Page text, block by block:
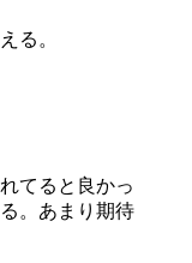
る。
てると良かっ
。あまり期待